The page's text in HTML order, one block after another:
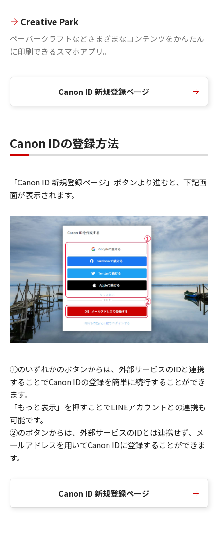
Creative Park
ペーパークラフトなどさまざまなコンテンツをかんたん
に印刷できるスマホアプリ。
Canon ID 新規登録ページ
Canon IDの登録方法
「Canon ID 新規登録ページ」ボタンより進むと、下記画
面が表示されます。
①のいずれかのボタンからは、外部サービスのIDと連携
することでCanon IDの登録を簡単に続行することができ
ます。
「もっと表示」を押すことでLINEアカウントとの連携も
可能です。
②のボタンからは、外部サービスのIDとは連携せず、メ
ールアドレスを用いてCanon IDに登録することができま
す。
Canon ID 新規登録ページ